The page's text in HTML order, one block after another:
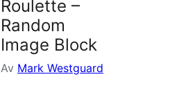
Roulette –
Random
Image Block
Av Mark Westguard